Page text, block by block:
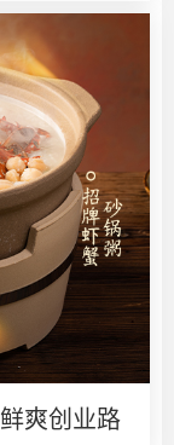
爽创业路